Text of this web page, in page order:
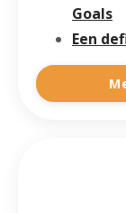
Goals
Een